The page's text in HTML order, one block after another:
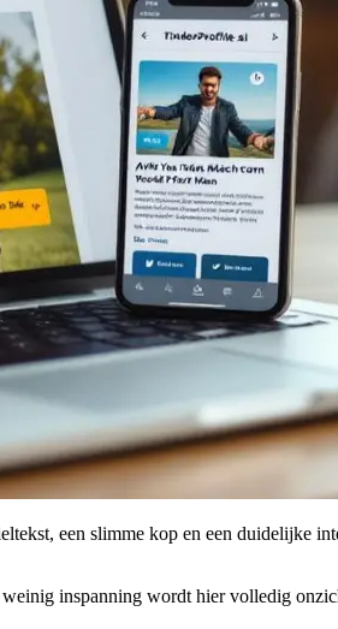
een slimme kop en een duidelijke
inspanning wordt hier volledig